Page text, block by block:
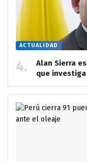
ACTUALIDAD
Alan Sierra
que